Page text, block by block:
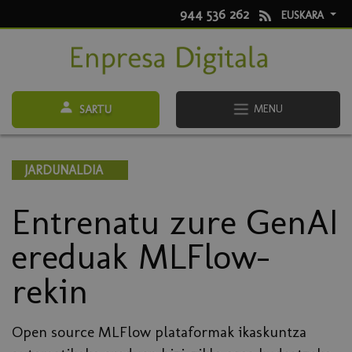
944 536 262 EUSKARA
SARTU MENU
JARDUNALDIA
Entrenatu zure GenAI
ereduak MLFlow-
rekin
Open source MLFlow plataformak ikaskuntza